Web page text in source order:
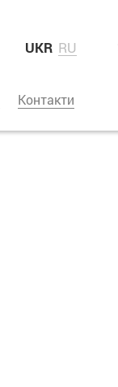
UKR RU
Контакти